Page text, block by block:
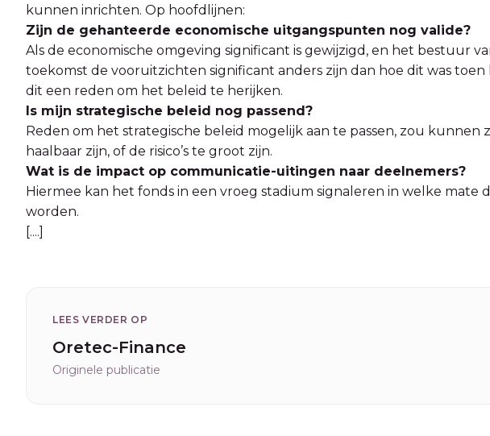
kunnen inrichten. Op hoofdlijnen:
Zijn de gehanteerde economische uitgangspunten nog valide?
Als de economische omgeving significant is gewijzigd, en het bestuur
toekomst de vooruitzichten significant anders zijn dan hoe dit was
dit een reden om het beleid te herijken.
Is mijn strategische beleid nog passend?
Reden om het strategische beleid mogelijk aan te passen, zou kunnen
haalbaar zijn, of de risico’s te groot zijn.
Wat is de impact op communicatie-uitingen naar deelnemers?
Hiermee kan het fonds in een vroeg stadium signaleren in welke mate
worden.
[....]
LEES VERDER OP
Oretec-Finance
Originele publicatie